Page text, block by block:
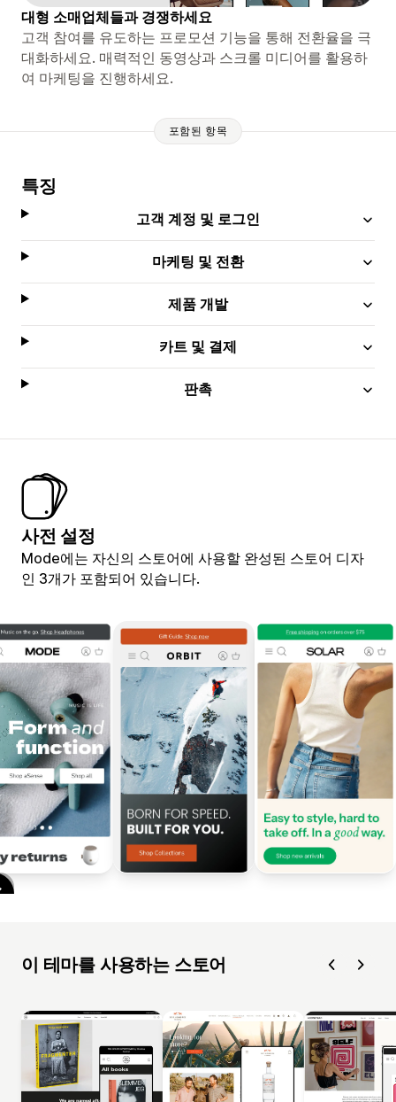
대형 소매업체들과 경쟁하세요
고객 참여를 유도하는 프로모션 기능을 통해 전환율을 극
대화하세요. 매력적인 동영상과 스크롤 미디어를 활용하
여 마케팅을 진행하세요.
포함된 항목
특징
고객 계정 및 로그인
마케팅 및 전환
제품 개발
카트 및 결제
판촉
사전 설정
Mode에는 자신의 스토어에 사용할 완성된 스토어 디자
인 3개가 포함되어 있습니다.
이 테마를 사용하는 스토어